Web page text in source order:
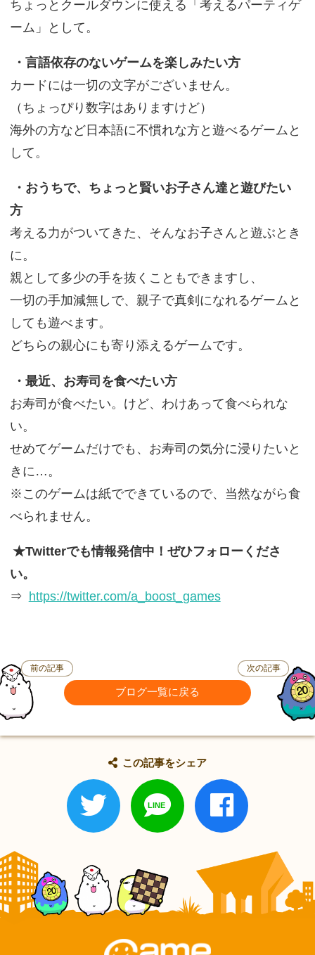
ちょっとクールダウンに使える「考えるパーティゲ
ーム」として。
・言語依存のないゲームを楽しみたい方
カードには一切の文字がございません。
（ちょっぴり数字はありますけど）
海外の方など日本語に不慣れな方と遊べるゲームと
して。
・おうちで、ちょっと賢いお子さん達と遊びたい
方
考える力がついてきた、そんなお子さんと遊ぶとき
に。
親として多少の手を抜くこともできますし、
一切の手加減無しで、親子で真剣になれるゲームと
しても遊べます。
どちらの親心にも寄り添えるゲームです。
・最近、お寿司を食べたい方
お寿司が食べたい。けど、わけあって食べられな
い。
せめてゲームだけでも、お寿司の気分に浸りたいと
きに…。
※このゲームは紙でできているので、当然ながら食
べられません。
★Twitterでも情報発信中！ぜひフォローくださ
い。
⇒ https://twitter.com/a_boost_games
前の記事
ブログ一覧に戻る
次の記事
この記事をシェア